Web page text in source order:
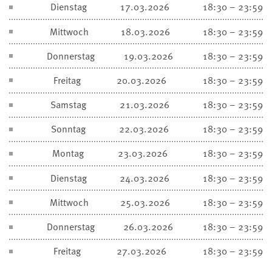
Dienstag
17.03.2026
18:30 – 23:59
Mittwoch
18.03.2026
18:30 – 23:59
Donnerstag
19.03.2026
18:30 – 23:59
Freitag
20.03.2026
18:30 – 23:59
Samstag
21.03.2026
18:30 – 23:59
Sonntag
22.03.2026
18:30 – 23:59
Montag
23.03.2026
18:30 – 23:59
Dienstag
24.03.2026
18:30 – 23:59
Mittwoch
25.03.2026
18:30 – 23:59
Donnerstag
26.03.2026
18:30 – 23:59
Freitag
27.03.2026
18:30 – 23:59